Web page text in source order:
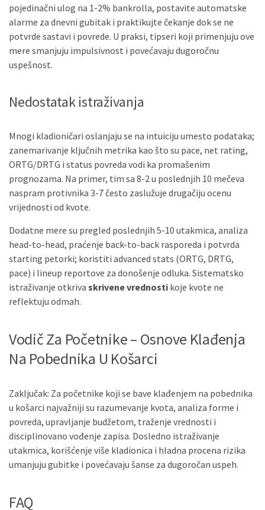
pojedinačni ulog na 1-2% bankrolla, postavite automatske
alarme za dnevni gubitak i praktikujte čekanje dok se ne
potvrde sastavi i povrede. U praksi, tipseri koji primenjuju ove
mere smanjuju impulsivnost i povećavaju dugoročnu
uspešnost.
Nedostatak istraživanja
Mnogi kladioničari oslanjaju se na intuiciju umesto podataka;
zanemarivanje ključnih metrika kao što su pace, net rating,
ORTG/DRTG i status povreda vodi ka promašenim
prognozama. Na primer, tim sa 8-2 u poslednjih 10 mečeva
naspram protivnika 3-7 često zaslužuje drugačiju ocenu
vrijednosti od kvote.
Dodatne mere su pregled poslednjih 5-10 utakmica, analiza
head-to-head, praćenje back-to-back rasporeda i potvrda
starting petorki; koristiti advanced stats (ORTG, DRTG,
pace) i lineup reportove za donošenje odluka. Sistematsko
istraživanje otkriva skrivene vrednosti koje kvote ne
reflektuju odmah.
Vodič Za Početnike – Osnove Klađenja
Na Pobednika U Košarci
Zaključak: Za početnike koji se bave klađenjem na pobednika
u košarci najvažniji su razumevanje kvota, analiza forme i
povreda, upravljanje budžetom, traženje vrednosti i
disciplinovano vođenje zapisa. Dosledno istraživanje
utakmica, korišćenje više kladionica i hladna procena rizika
umanjuju gubitke i povećavaju šanse za dugoročan uspeh.
FAQ